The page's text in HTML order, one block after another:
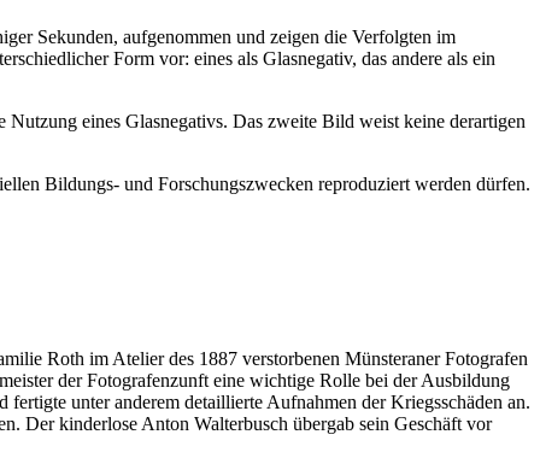
Sekunden, aufgenommen und zeigen die Verfolgten im
Form vor: eines als Glasnegativ, das andere als ein
eines Glasnegativs. Das zweite Bild weist keine derartigen
Bildungs- und Forschungszwecken reproduziert werden dürfen.
Roth im Atelier des 1887 verstorbenen Münsteraner Fotografen
der Fotografenzunft eine wichtige Rolle bei der Ausbildung
unter anderem detaillierte Aufnahmen der Kriegsschäden an.
Der kinderlose Anton Walterbusch übergab sein Geschäft vor